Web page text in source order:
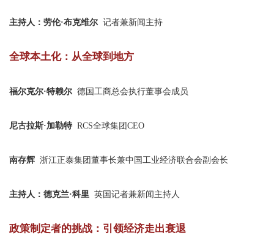
主持人：劳伦·布克维尔 记者兼新闻主持
全球本土化：从全球到地方
福尔克尔·特赖尔 德国工商总会执行董事会成员
尼古拉斯·加勒特 RCS全球集团CEO
南存辉 浙江正泰集团董事长兼中国工业经济联合会副会长
主持人：德克兰·科里 英国记者兼新闻主持人
政策制定者的挑战：引领经济走出衰退